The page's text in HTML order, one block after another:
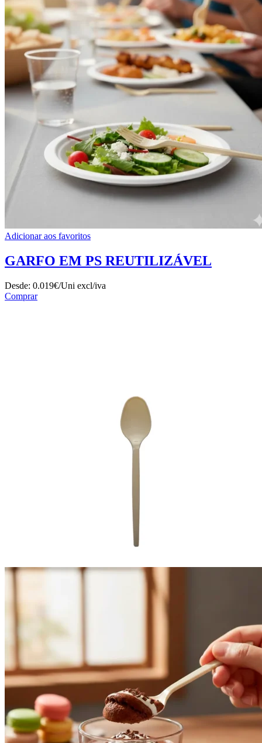
Adicionar aos favoritos
GARFO EM PS REUTILIZÁVEL
Desde: 0.019€/Uni excl/iva
Comprar